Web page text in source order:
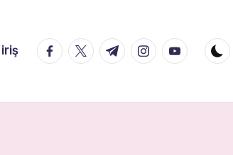
facebook.com
twitter.com
t.me instagram.com
youtube.com